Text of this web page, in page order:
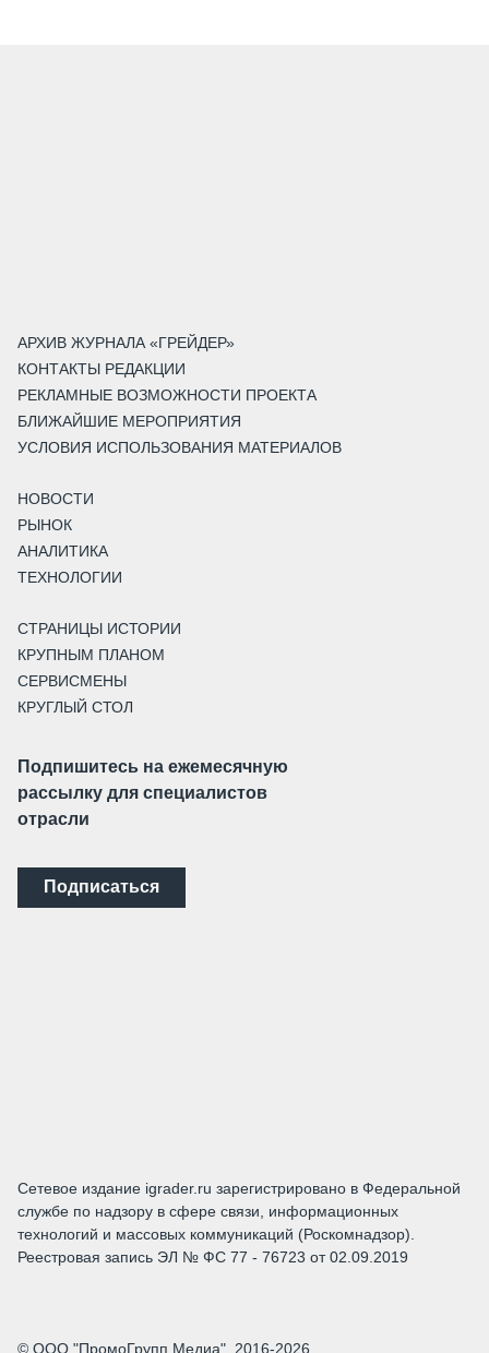
АРХИВ ЖУРНАЛА «ГРЕЙДЕР»
КОНТАКТЫ РЕДАКЦИИ
РЕКЛАМНЫЕ ВОЗМОЖНОСТИ ПРОЕКТА
БЛИЖАЙШИЕ МЕРОПРИЯТИЯ
УСЛОВИЯ ИСПОЛЬЗОВАНИЯ МАТЕРИАЛОВ
НОВОСТИ
РЫНОК
АНАЛИТИКА
ТЕХНОЛОГИИ
СТРАНИЦЫ ИСТОРИИ
КРУПНЫМ ПЛАНОМ
СЕРВИСМЕНЫ
КРУГЛЫЙ СТОЛ
Подпишитесь на ежемесячную
рассылку для специалистов
отрасли
Подписаться
Сетевое издание igrader.ru зарегистрировано в Федеральной
службе по надзору в сфере связи, информационных
технологий и массовых коммуникаций (Роскомнадзор).
Реестровая запись ЭЛ № ФС 77 - 76723 от 02.09.2019
© ООО "ПромоГрупп Медиа", 2016-2026